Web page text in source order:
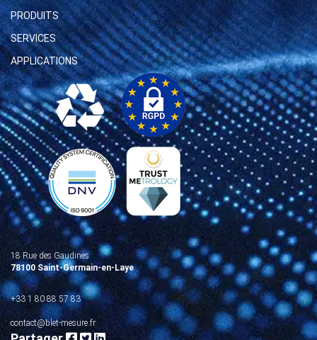
PRODUITS
SERVICES
APPLICATIONS
18 Rue des Gaudines
78100 Saint-Germain-en-Laye
+33 1 80 88 57 83
contact@blet-mesure.fr